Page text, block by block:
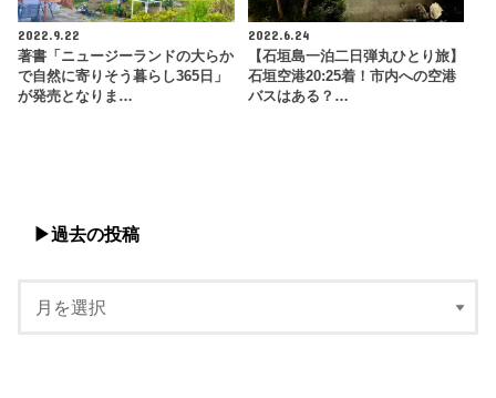
2022.9.22
著書「ニュージーランドの大らか
で自然に寄りそう暮らし365日」
が発売となりま…
2022.6.24
【石垣島一泊二日弾丸ひとり旅】
石垣空港20:25着！市内への空港
バスはある？…
▶︎過去の投稿